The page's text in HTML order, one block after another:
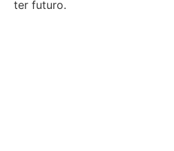
ter futuro.